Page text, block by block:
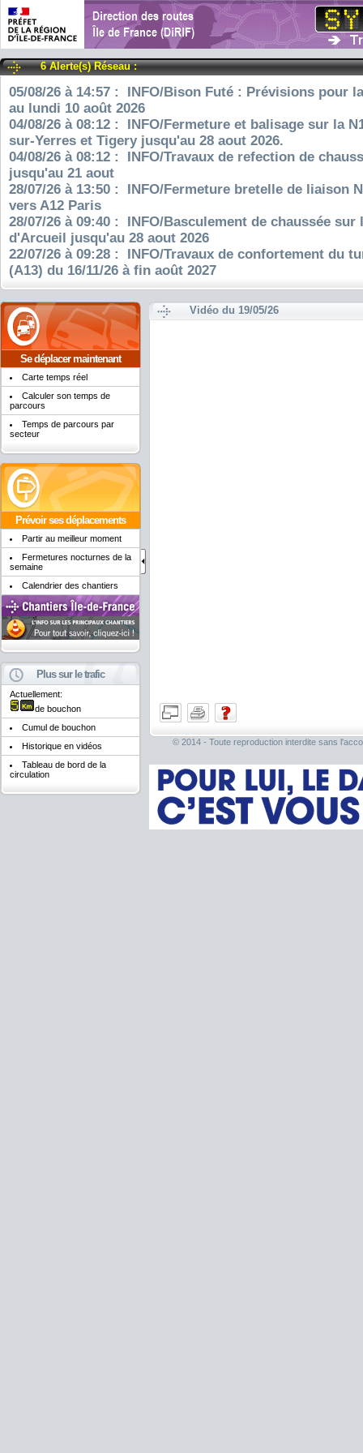
6 Alerte(s) Réseau :
05/08/26 à 14:57 : INFO/Bison Futé : Prévisions pour
au lundi 10 août 2026
04/08/26 à 08:12 : INFO/Fermeture et balisage sur la
sur-Yerres et Tigery jusqu'au 28 aout 2026.
04/08/26 à 08:12 : INFO/Travaux de refection de
jusqu'au 21 aout
28/07/26 à 13:50 : INFO/Fermeture bretelle de liaison
vers A12 Paris
28/07/26 à 09:40 : INFO/Basculement de chaussée sur
d'Arcueil jusqu'au 28 aout 2026
22/07/26 à 09:28 : INFO/Travaux de confortement du
(A13) du 16/11/26 à fin août 2027
Se déplacer maintenant
Carte temps réel
Calculer son temps de
parcours
Temps de parcours par
secteur
Prévoir ses déplacements
Partir au meilleur moment
Fermetures nocturnes de la
semaine
Calendrier des chantiers
Plus sur le trafic
Actuellement:
de bouchon
Cumul de bouchon
Historique en vidéos
Tableau de bord de la
circulation
Vidéo du 19/05/26
© 2014 - Toute reproduction interdite sans